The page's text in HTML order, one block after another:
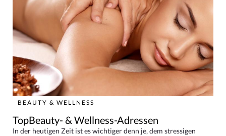
BEAUTY & WELLNESS
TopBeauty- & Wellness-Adressen
In der heutigen Zeit ist es wichtiger denn je, dem stressigen